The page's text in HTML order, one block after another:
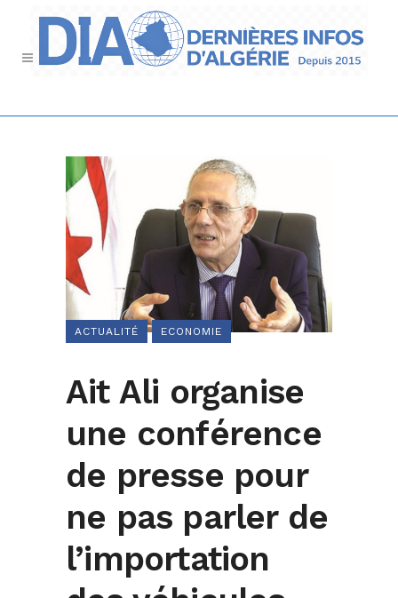
ACTUALITÉ ECONOMIE
Ait Ali organise
une conférence
de presse pour
ne pas parler de
l’importation